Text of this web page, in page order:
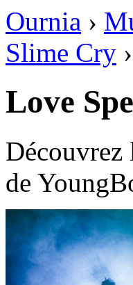
Ournia ›
Slime Cry ›
Love
Découvrez
de